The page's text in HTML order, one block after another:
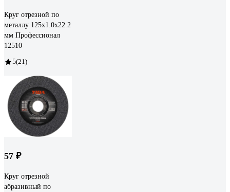
Круг отрезной по
металлу 125x1.0x22.2
мм Профессионал
12510
5(21)
57 ₽
Круг отрезной
абразивный по